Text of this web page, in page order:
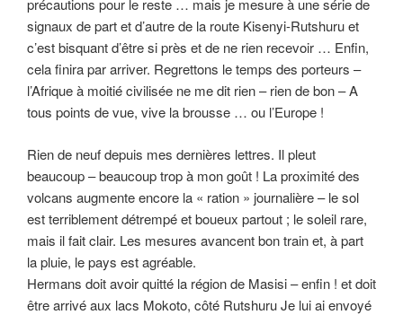
précautions pour le reste … mais je mesure à une série de
signaux de part et d’autre de la route Kisenyi-Rutshuru et
c’est bisquant d’être si près et de ne rien recevoir … Enfin,
cela finira par arriver. Regrettons le temps des porteurs –
l’Afrique à moitié civilisée ne me dit rien – rien de bon – A
tous points de vue, vive la brousse … ou l’Europe !
Rien de neuf depuis mes dernières lettres. Il pleut
beaucoup – beaucoup trop à mon goût ! La proximité des
volcans augmente encore la « ration » journalière – le sol
est terriblement détrempé et boueux partout ; le soleil rare,
mais il fait clair. Les mesures avancent bon train et, à part
la pluie, le pays est agréable.
Hermans doit avoir quitté la région de Masisi – enfin ! et doit
être arrivé aux lacs Mokoto, côté Rutshuru Je lui ai envoyé